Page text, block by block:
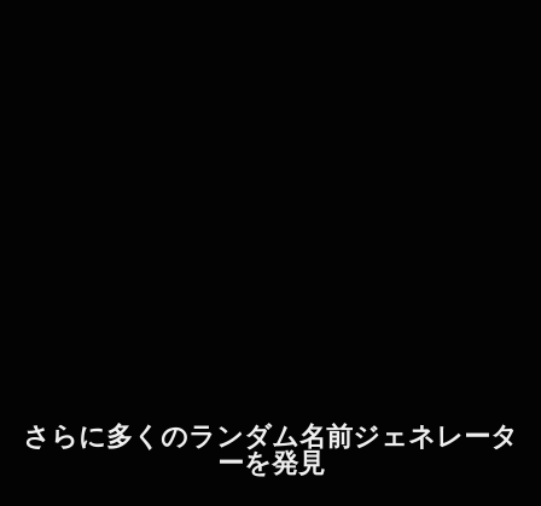
さらに多くのランダム名前ジェネレータ
ーを発見